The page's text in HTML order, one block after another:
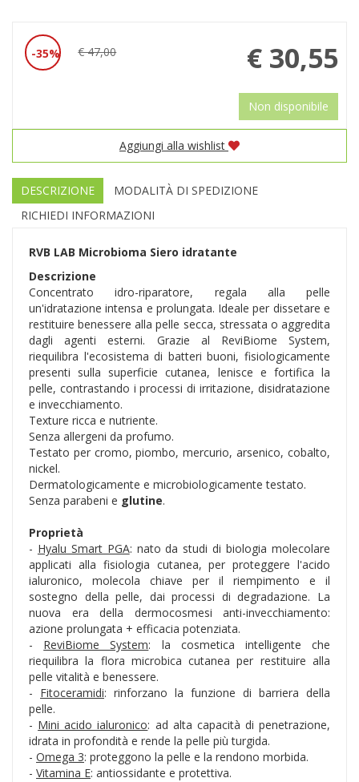
35% € 47,00
Prezzo
scontato
€ 30,55
Non disponibile
Aggiungi alla wishlist
DESCRIZIONE
MODALITÀ DI SPEDIZIONE
RICHIEDI INFORMAZIONI
RVB LAB Microbioma Siero idratante
Descrizione
Concentrato idro-riparatore, regala alla pelle
un'idratazione intensa e prolungata. Ideale per dissetare e
restituire benessere alla pelle secca, stressata o aggredita
dagli agenti esterni. Grazie al ReviBiome System,
riequilibra l'ecosistema di batteri buoni, fisiologicamente
presenti sulla superficie cutanea, lenisce e fortifica la
pelle, contrastando i processi di irritazione, disidratazione
e invecchiamento.
Texture ricca e nutriente.
Senza allergeni da profumo.
Testato per cromo, piombo, mercurio, arsenico, cobalto,
nickel.
Dermatologicamente e microbiologicamente testato.
Senza parabeni e glutine.
Proprietà
- Hyalu Smart PGA: nato da studi di biologia molecolare
applicati alla fisiologia cutanea, per proteggere l'acido
ialuronico, molecola chiave per il riempimento e il
sostegno della pelle, dai processi di degradazione. La
nuova era della dermocosmesi anti-invecchiamento:
azione prolungata + efficacia potenziata.
- ReviBiome System: la cosmetica intelligente che
riequilibra la flora microbica cutanea per restituire alla
pelle vitalità e benessere.
- Fitoceramidi: rinforzano la funzione di barriera della
pelle.
- Mini acido ialuronico: ad alta capacità di penetrazione,
idrata in profondità e rende la pelle più turgida.
- Omega 3: proteggono la pelle e la rendono morbida.
- Vitamina E: antiossidante e protettiva.